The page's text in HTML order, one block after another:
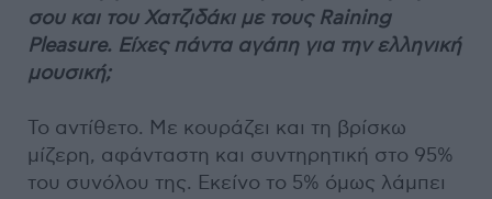
σου και του Χατζιδάκι με τους Raining
Pleasure. Είχες πάντα αγάπη για την ελληνική
μουσική;
Το αντίθετο. Με κουράζει και τη βρίσκω
μίζερη, αφάνταστη και συντηρητική στο 95%
του συνόλου της. Εκείνο το 5% όμως λάμπει